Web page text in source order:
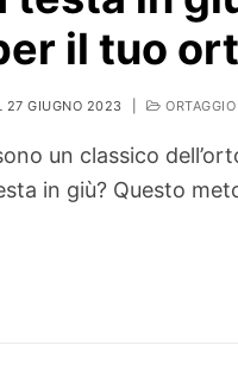
il tuo
27 GIUGNO 2023 ORTAGGIO
un classico
in giù? Questo